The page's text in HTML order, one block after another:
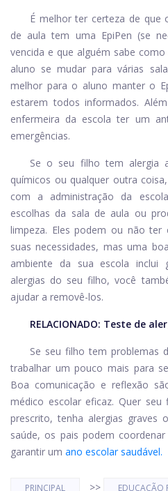
É melhor ter certeza de que
de aula tem uma EpiPen (se
vencida e que alguém sabe
aluno se mudar para várias
melhor para o aluno manter o
estarem todos informados.
enfermeira da escola ter um
emergências.
Se o seu filho tem alergia
químicos ou qualquer outra
com a administração da
escolhas da sala de aula ou
limpeza. Eles podem ou não ter
suas necessidades, mas uma
ambiente da sua escola inclui
alergias do seu filho, você
ajudar a removê-los.
RELACIONADO: Teste de
Se seu filho tem problemas
trabalhar um pouco mais para
Boa comunicação e reflexão
médico escolar eficaz. Quer
prescrito, tenha alergias graves
saúde, os pais podem
garantir um ano escolar saudável.
PRINCIPAL >> EDUCAÇÃO